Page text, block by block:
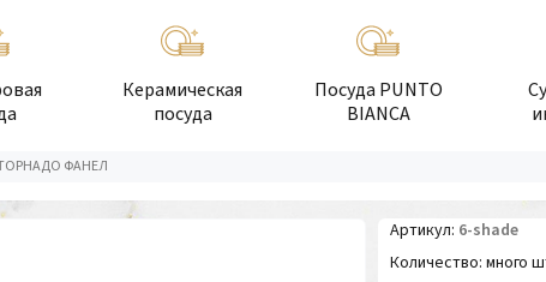
Керамическая
посуда
Посуда PUNTO
BIANCA
ФАНЕЛ
Артикул 6-shade
Количество много